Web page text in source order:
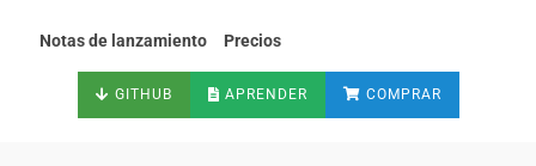
Notas de lanzamiento Precios
GITHUB APRENDER COMPRAR